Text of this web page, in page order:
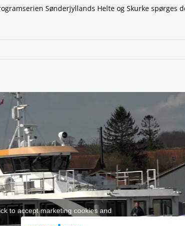
Sønderjyllands Helte og Skurke spørges
to accept marketing cookies and